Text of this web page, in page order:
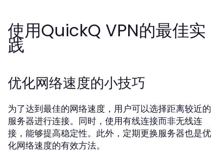
使用QuickQ VPN的最佳实
践
优化网络速度的小技巧
为了达到最佳的网络速度，用户可以选择距离较近的
服务器进行连接。同时，使用有线连接而非无线连
接，能够提高稳定性。此外，定期更换服务器也是优
化网络速度的有效方法。